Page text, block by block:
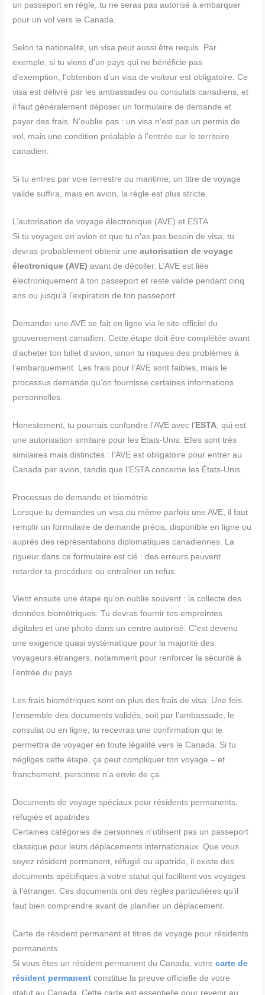
un passeport en règle, tu ne seras pas autorisé à embarquer
pour un vol vers le Canada.
Selon ta nationalité, un visa peut aussi être requis. Par
exemple, si tu viens d’un pays qui ne bénéficie pas
d’exemption, l’obtention d’un visa de visiteur est obligatoire. Ce
visa est délivré par les ambassades ou consulats canadiens, et
il faut généralement déposer un formulaire de demande et
payer des frais. N’oublie pas : un visa n’est pas un permis de
vol, mais une condition préalable à l’entrée sur le territoire
canadien.
Si tu entres par voie terrestre ou maritime, un titre de voyage
valide suffira, mais en avion, la règle est plus stricte.
L’autorisation de voyage électronique (AVE) et ESTA
Si tu voyages en avion et que tu n’as pas besoin de visa, tu
devras probablement obtenir uneautorisation de voyage
électronique (AVE) avant de décoller. L’AVE est liée
électroniquement à ton passeport et reste valide pendant cinq
ans ou jusqu’à l’expiration de ton passeport.
Demander une AVE se fait en ligne via le site officiel du
gouvernement canadien. Cette étape doit être complétée avant
d’acheter ton billet d’avion, sinon tu risques des problèmes à
l’embarquement. Les frais pour l’AVE sont faibles, mais le
processus demande qu’on fournisse certaines informations
personnelles.
Honestement, tu pourrais confondre l’AVE avec l’ESTA , qui est
une autorisation similaire pour les États-Unis. Elles sont très
similaires mais distinctes : l’AVE est obligatoire pour entrer au
Canada par avion, tandis que l’ESTA concerne les États-Unis.
Processus de demande et biométrie
Lorsque tu demandes un visa ou même parfois une AVE, il faut
remplir un formulaire de demande précis, disponible en ligne ou
auprès des représentations diplomatiques canadiennes. La
rigueur dans ce formulaire est clé : des erreurs peuvent
retarder ta procédure ou entraîner un refus.
Vient ensuite une étape qu’on oublie souvent : la collecte des
données biométriques. Tu devras fournir tes empreintes
digitales et une photo dans un centre autorisé. C’est devenu
une exigence quasi systématique pour la majorité des
voyageurs étrangers, notamment pour renforcer la sécurité à
l’entrée du pays.
Les frais biométriques sont en plus des frais de visa. Une fois
l’ensemble des documents validés, soit par l’ambassade, le
consulat ou en ligne, tu recevras une confirmation qui te
permettra de voyager en toute légalité vers le Canada. Si tu
négliges cette étape, ça peut compliquer ton voyage – et
franchement, personne n’a envie de ça.
Documents de voyage spéciaux pour résidents permanents,
réfugiés et apatrides
Certaines catégories de personnes n’utilisent pas un passeport
classique pour leurs déplacements internationaux. Que vous
soyez résident permanent, réfugié ou apatride, il existe des
documents spécifiques à votre statut qui facilitent vos voyages
à l’étranger. Ces documents ont des règles particulières qu’il
faut bien comprendre avant de planifier un déplacement.
Carte de résident permanent et titres de voyage pour résidents
permanents
Si vous êtes un résident permanent du Canada, votrecarte de
résident permanent constitue la preuve officielle de votre
statut au Canada. Cette carte est essentielle pour revenir au